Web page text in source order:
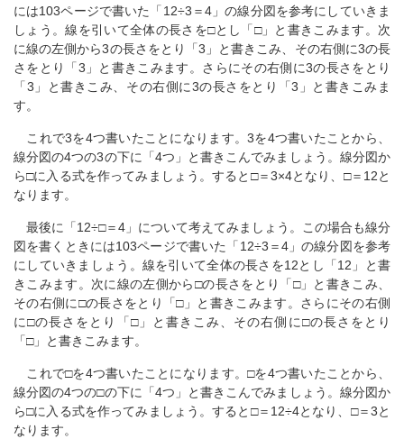
には103ページで書いた「12÷3＝4」の線分図を参考にしていきま
しょう。線を引いて全体の長さを□とし「□」と書きこみます。次
に線の左側から3の長さをとり「3」と書きこみ、その右側に3の長
さをとり「3」と書きこみます。さらにその右側に3の長さをとり
「3」と書きこみ、その右側に3の長さをとり「3」と書きこみま
す。
これで3を4つ書いたことになります。3を4つ書いたことから、
線分図の4つの3の下に「4つ」と書きこんでみましょう。線分図か
ら□に入る式を作ってみましょう。すると□＝3×4となり、□＝12と
なります。
最後に「12÷□＝4」について考えてみましょう。この場合も線分
図を書くときには103ページで書いた「12÷3＝4」の線分図を参考
にしていきましょう。線を引いて全体の長さを12とし「12」と書
きこみます。次に線の左側から□の長さをとり「□」と書きこみ、
その右側に□の長さをとり「□」と書きこみます。さらにその右側
に□の長さをとり「□」と書きこみ、その右側に□の長さをとり
「□」と書きこみます。
これで□を4つ書いたことになります。□を4つ書いたことから、
線分図の4つの□の下に「4つ」と書きこんでみましょう。線分図か
ら□に入る式を作ってみましょう。すると□＝12÷4となり、□＝3と
なります。